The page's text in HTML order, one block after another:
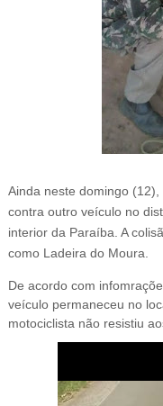
Ainda neste domingo
contra outro veículo no
interior da Paraíba. A
como Ladeira do Moura.
De acordo com
veículo permaneceu no
motociclista não resistiu